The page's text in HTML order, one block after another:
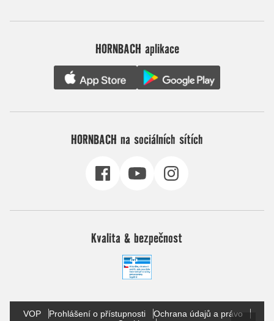
HORNBACH aplikace
HORNBACH na sociálních sítích
Kvalita & bezpečnost
VOP Prohlášení o přístupnosti
Ochrana údajů a právo